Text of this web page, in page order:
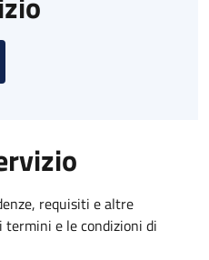
requisiti e altre
e le condizioni di